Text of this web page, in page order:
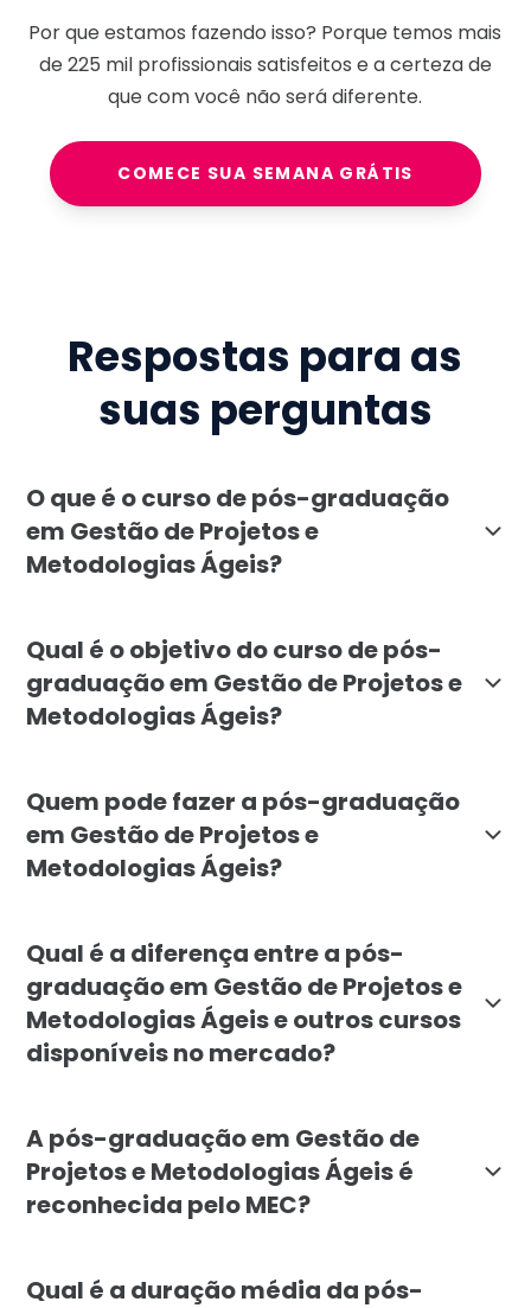
Por que estamos fazendo isso? Porque temos mais
de225 milprofissionais satisfeitos e a certeza de
que com você não será diferente.
COMECE SUA SEMANA GRÁTIS
Respostas para as
suas perguntas
O que é o curso de pós-graduação
em Gestão de Projetos e
Metodologias Ágeis?
Qual é o objetivo do curso de pós-
graduação em Gestão de Projetos e
Metodologias Ágeis?
Quem pode fazer a pós-graduação
em Gestão de Projetos e
Metodologias Ágeis?
Qual é a diferença entre a pós-
graduação em Gestão de Projetos e
Metodologias Ágeis e outros cursos
disponíveis no mercado?
A pós-graduação em Gestão de
Projetos e Metodologias Ágeis é
reconhecida pelo MEC?
Qual é a duração média da pós-